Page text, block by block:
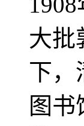
大批
下，
图